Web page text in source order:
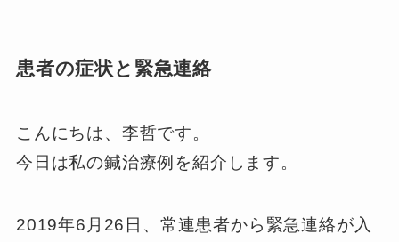
患者の症状と緊急連絡
こんにちは、李哲です。
今日は私の鍼治療例を紹介します。
2019年6月26日、常連患者から緊急連絡が入